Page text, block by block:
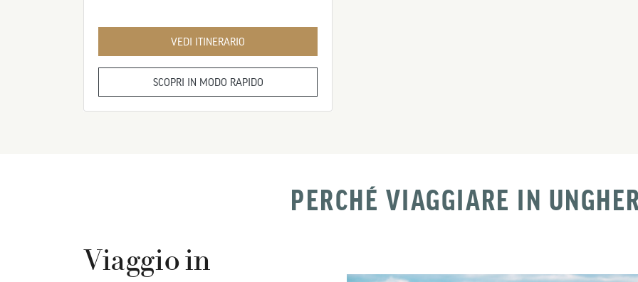
VEDI ITINERARIO
SCOPRI IN MODO RAPIDO
PERCHÉ VIAGGIARE IN
Viaggio in